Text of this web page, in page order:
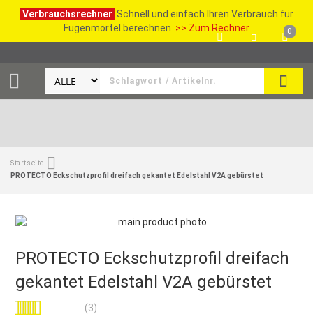
Verbrauchsrechner Schnell und einfach Ihren Verbrauch für
Fugenmörtel berechnen >> Zum Rechner
SUCHE
0
Startseite
PROTECTO Eckschutzprofil dreifach gekantet Edelstahl V2A gebürstet
PROTECTO Eckschutzprofil dreifach
gekantet Edelstahl V2A gebürstet
(3)